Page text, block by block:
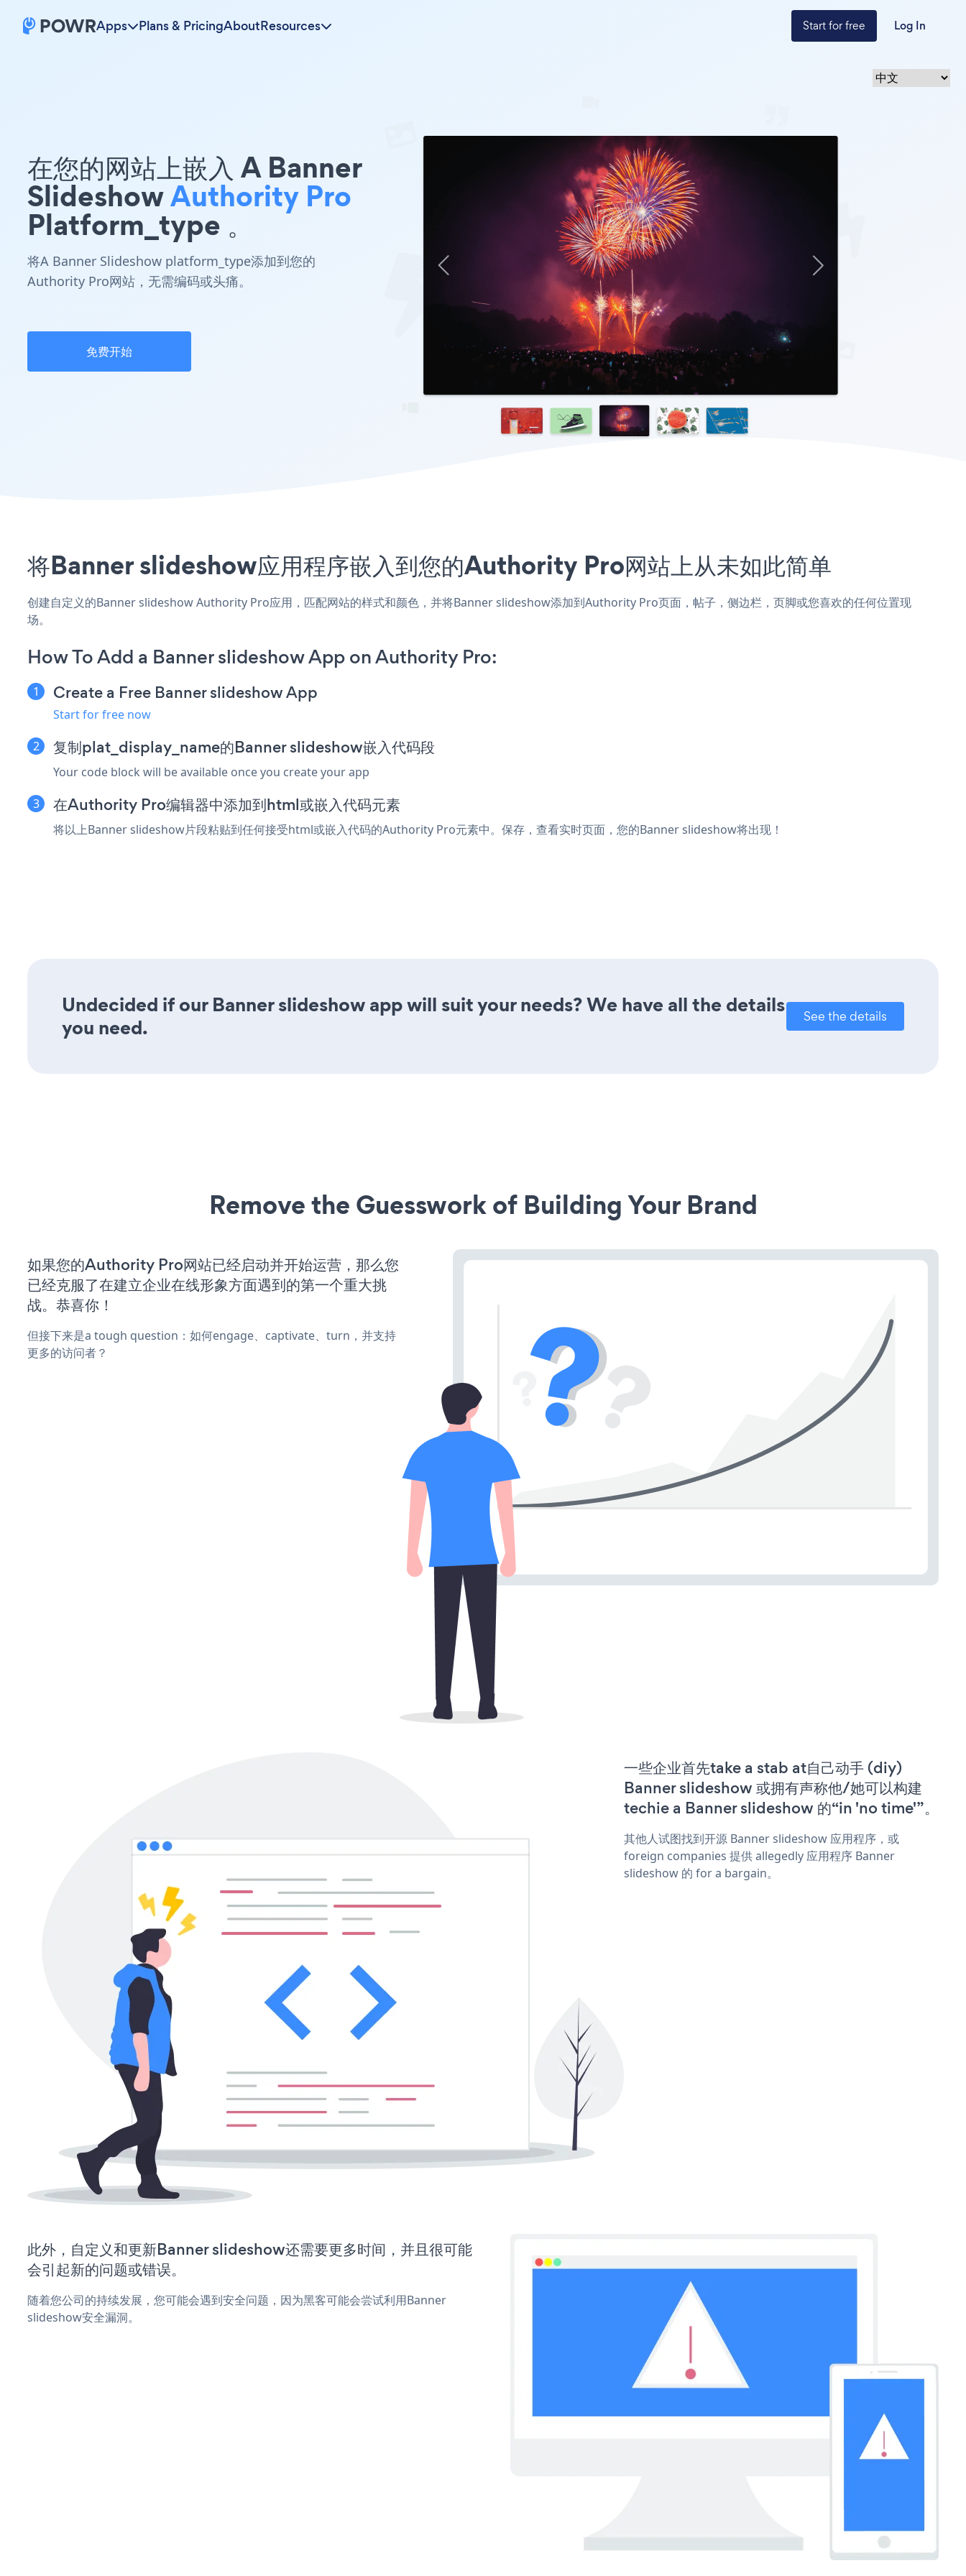
Apps Plans & PricingAboutResources Start for free Log In
在您的网站上嵌入 A Banner
SlideshowAuthority Pro
Platform_type 。
将A Banner Slideshow platform_type添加到您的
Authority Pro网站，无需编码或头痛。
免费开始
将Banner slideshow应用程序嵌入到您的Authority Pro网站上从未如此简单
创建自定义的Banner slideshow Authority Pro应用，匹配网站的样式和颜色，并将Banner slideshow添加到Authority Pro页面，帖子，侧边栏，页脚或您喜欢的任何位置现
场。
How To Add a Banner slideshow App on Authority Pro:
Create a Free Banner slideshow App
Start for free now
复制plat_display_name的Banner slideshow嵌入代码段
Your code block will be available once you create your app
在Authority Pro编辑器中添加到html或嵌入代码元素
将以上Banner slideshow片段粘贴到任何接受html或嵌入代码的Authority Pro元素中。保存，查看实时页面，您的Banner slideshow将出现！
Undecided if our Banner slideshow app will suit your needs? We have all the details
you need.
See the details
Remove the Guesswork of Building Your Brand
如果您的Authority Pro网站已经启动并开始运营，那么您
已经克服了在建立企业在线形象方面遇到的第一个重大挑
战。恭喜你！
但接下来是a tough question：如何engage、captivate、turn，并支持
更多的访问者？
一些企业首先take a stab at自己动手 (diy)
Banner slideshow 或拥有声称他/她可以构建
techie a Banner slideshow 的“in 'no time'”。
其他人试图找到开源 Banner slideshow 应用程序，或
foreign companies 提供 allegedly 应用程序 Banner
slideshow 的 for a bargain。
此外，自定义和更新Banner slideshow还需要更多时间，并且很可能
会引起新的问题或错误。
随着您公司的持续发展，您可能会遇到安全问题，因为黑客可能会尝试利用Banner
slideshow安全漏洞。